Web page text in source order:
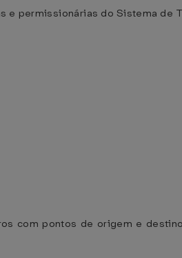
e permissionárias do Sistema de
com pontos de origem e